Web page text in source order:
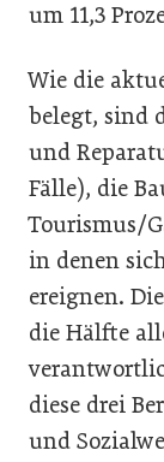
um 11,3
Wie die
belegt, sind
und
Fälle), die
Tourismus/
in denen
ereignen.
die Hälfte
diese drei
und